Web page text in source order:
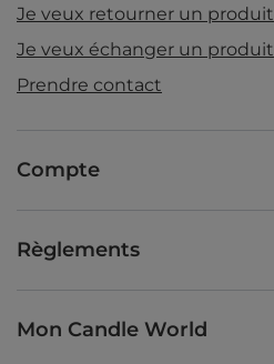
Je veux retourner un produit
Je veux échanger un produit
Prendre contact
Compte
Règlements
Mon Candle World